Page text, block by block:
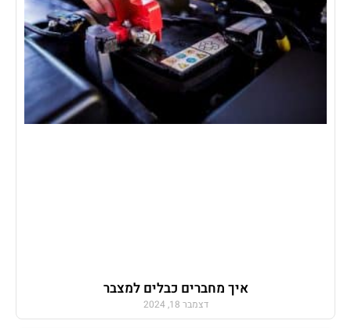
איך מחברים כבלים למצבר
דצמבר 18, 2024